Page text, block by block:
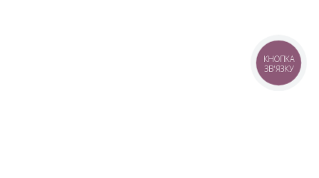
КНОПКА
ЗВ'ЯЗКУ